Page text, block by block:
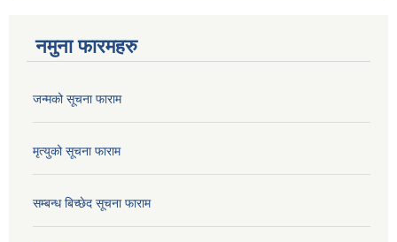
नमुना फारमहरु
जन्मको सूचना फाराम
मृत्युको सूचना फाराम
सम्बन्ध बिच्छेद सूचना फाराम